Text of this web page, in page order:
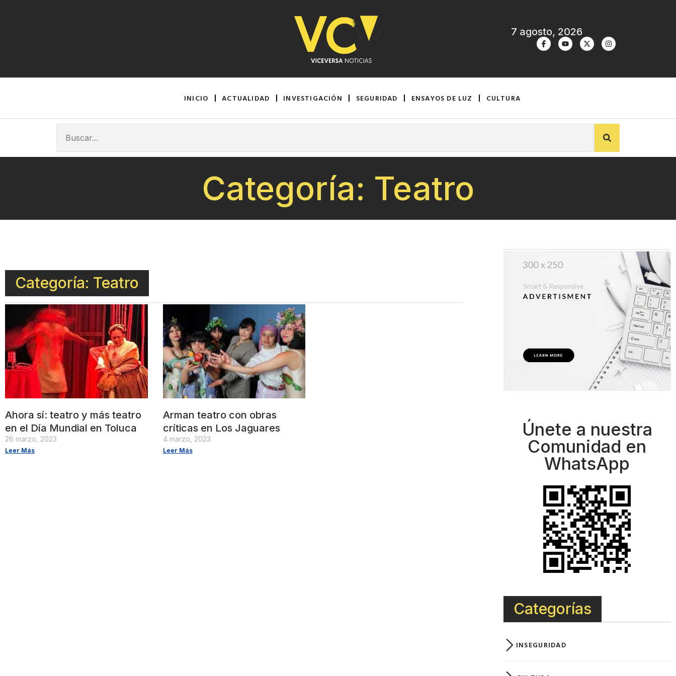
7 agosto, 2026
INICIO ACTUALIDAD INVESTIGACIÓN SEGURIDAD ENSAYOS DE LUZ CULTURA
Categoría: Teatro
Categoría: Teatro
Ahora sí: teatro y más teatro
en el Día Mundial en Toluca
26 marzo, 2023
Leer Más
Arman teatro con obras
críticas en Los Jaguares
4 marzo, 2023
Leer Más
Únete a nuestra
Comunidad en
WhatsApp
Categorías
INSEGURIDAD